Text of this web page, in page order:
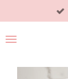
direct
naar